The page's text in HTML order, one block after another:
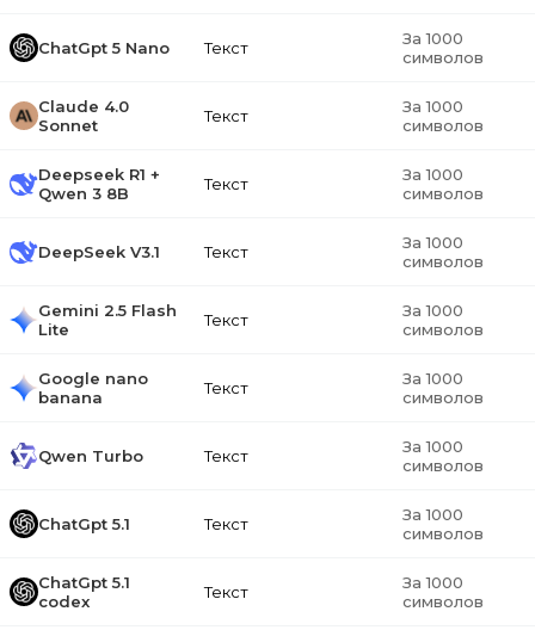
ChatGpt 5 Nano Текст
За 1000
символов
Claude 4.0
Sonnet
Текст
За 1000
символов
Deepseek R1 +
Qwen 3 8B
Текст
За 1000
символов
DeepSeek V3.1 Текст
За 1000
символов
Gemini 2.5 Flash
Lite
Текст
За 1000
символов
Google nano
banana
Текст
За 1000
символов
Qwen Turbo Текст
За 1000
символов
ChatGpt 5.1 Текст
За 1000
символов
ChatGpt 5.1
codex
Текст
За 1000
символов